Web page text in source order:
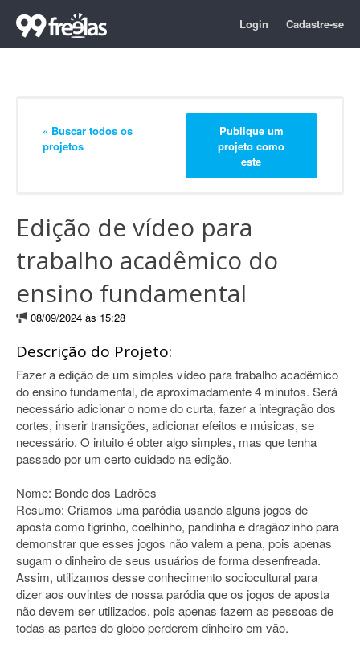
Login Cadastre-se
« Buscar todos os
projetos
Publique um
projeto como
este
Edição de vídeo para
trabalho acadêmico do
ensino fundamental
08/09/2024 às 15:28
Descrição do Projeto:
Fazer a edição de um simples vídeo para trabalho acadêmico
do ensino fundamental, de aproximadamente 4 minutos. Será
necessário adicionar o nome do curta, fazer a integração dos
cortes, inserir transições, adicionar efeitos e músicas, se
necessário. O intuito é obter algo simples, mas que tenha
passado por um certo cuidado na edição.
Nome: Bonde dos Ladrões
Resumo: Criamos uma paródia usando alguns jogos de
aposta como tigrinho, coelhinho, pandinha e dragãozinho para
demonstrar que esses jogos não valem a pena, pois apenas
sugam o dinheiro de seus usuários de forma desenfreada.
Assim, utilizamos desse conhecimento sociocultural para
dizer aos ouvintes de nossa paródia que os jogos de aposta
não devem ser utilizados, pois apenas fazem as pessoas de
todas as partes do globo perderem dinheiro em vão.